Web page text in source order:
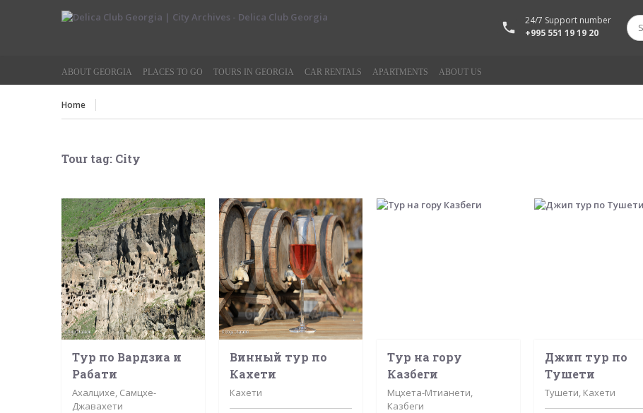
24/7 Support number
+995 551 19 19 20
ABOUT GEORGIA PLACES TO GO TOURS IN GEORGIA CAR RENTALS APARTMENTS ABOUT US
Home
Tour tag: City
Тур по Вардзиа и
Рабати
Ахалцихе, Самцхе-
Джавахети
Винный тур по
Кахети
Кахети
Tур на гору
Казбеги
Мцхета-Мтианети,
Казбеги
Джип тур по
Тушети
Тушети, Кахети